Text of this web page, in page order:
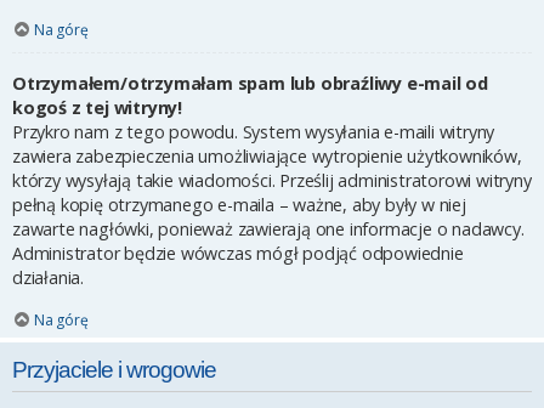
Na górę
Otrzymałem/otrzymałam spam lub obraźliwy e-mail od
kogoś z tej witryny!
Przykro nam z tego powodu. System wysyłania e-maili witryny
zawiera zabezpieczenia umożliwiające wytropienie użytkowników,
którzy wysyłają takie wiadomości. Prześlij administratorowi witryny
pełną kopię otrzymanego e-maila – ważne, aby były w niej
zawarte nagłówki, ponieważ zawierają one informacje o nadawcy.
Administrator będzie wówczas mógł podjąć odpowiednie
działania.
Na górę
Przyjaciele i wrogowie